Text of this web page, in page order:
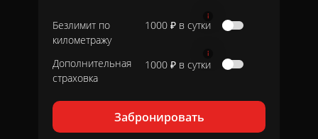
Безлимит по
километражу
Дополнительная
страховка
1000 ₽ в сутки
1000 ₽ в сутки
Забронировать